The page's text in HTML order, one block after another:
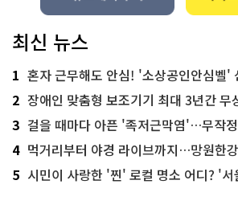
최신 뉴스
1 혼자 근무해도 안심! '소상공인안심벨'
2 장애인 맞춤형 보조기기 최대 3년간 무상
3 걸을 때마다 아픈 '족저근막염'…무작정 참지
4 먹거리부터 야경 라이브까지…망원한
5 시민이 사랑한 '찐' 로컬 명소 어디? '서울